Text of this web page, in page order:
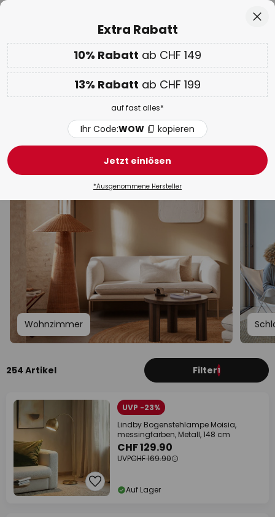
Nur
01D 15H 46M 15S
10% ab CHF 149 & 13% ab CHF 199 extraauf fast alles
Code:WOW kopieren
WOW Week:Bis zu -70%
Goldene Stehleuchten
Deckenfluter
Wohnzimmer
254 Artikel Filter1
UVP -23%
Lindby Bogenstehlampe Moisia,
messingfarben, Metall, 148 cm
CHF 129.90
UVPCHF 169.90
Auf Lager
Extra Rabatt
10% Rabatt ab CHF 149
13% Rabatt ab CHF 199
auf fast alles*
Ihr Code:WOW kopieren
Jetzt einlösen
*Ausgenommene Hersteller